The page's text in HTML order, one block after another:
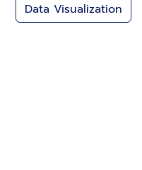
Data Visualization